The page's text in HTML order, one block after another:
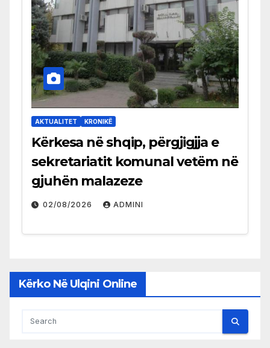
AKTUALITET KRONIKË
Kërkesa në shqip, përgjigjja e
sekretariatit komunal vetëm në
gjuhën malazeze
02/08/2026 ADMINI
Kërko Në Ulqini Online